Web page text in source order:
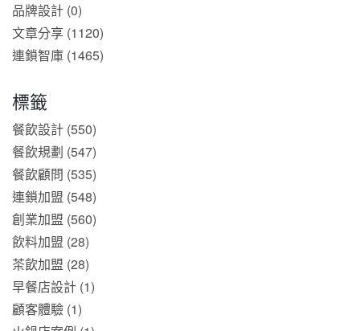
品牌設計 (0)
文章分享 (1120)
連鎖智庫 (1465)
標籤
餐飲設計 (550)
餐飲規劃 (547)
餐飲顧問 (535)
連鎖加盟 (548)
創業加盟 (560)
飲料加盟 (28)
茶飲加盟 (28)
早餐店設計 (1)
顧客體驗 (1)